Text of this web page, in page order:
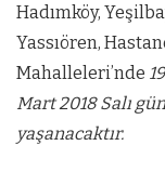
Hadımköy,
Yassıören,
Mahalleleri’nde
Mart 2018 Salı
yaşanacaktır.